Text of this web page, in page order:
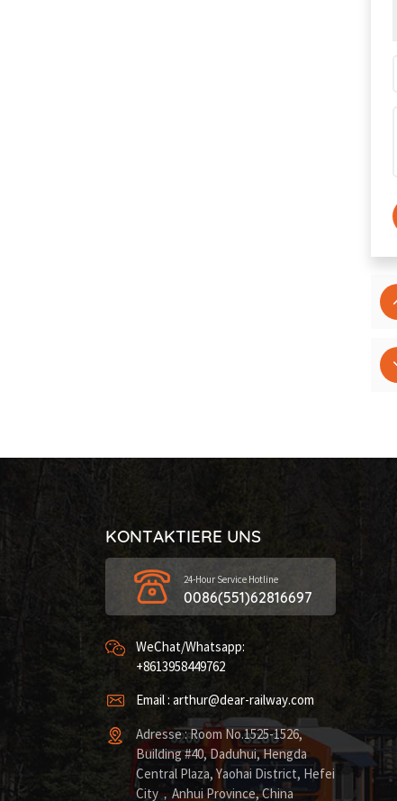
KONTAKTIERE UNS
24-Hour Service Hotline
0086(551)62816697
WeChat/Whatsapp:
+8613958449762
Email : arthur@dear-railway.com
Adresse : Room No.1525-1526,
Building #40, Daduhui, Hengda
Central Plaza, Yaohai District, Hefei
City，Anhui Province, China